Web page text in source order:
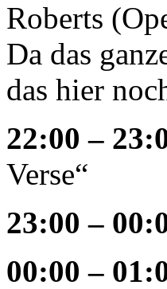
Roberts
Da das
das hier
22:00 –
Verse“
23:00 –
00:00 –